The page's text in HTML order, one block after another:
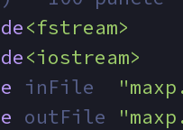
<fstream>
<iostream>
inFile
outFile